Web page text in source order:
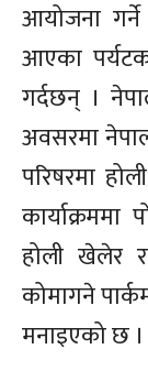
आयोजना गर्ने
आएका
गर्दछन् ।
अवसरमा
परिषरमा
होली खेलेर
कोमागने
मनाइएको छ ।